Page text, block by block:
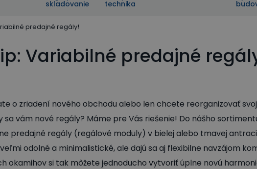
skladovanie
technika
predajné regály!
Variabilné predajné
o zriadení nového obchodu alebo len chcete reorganizovať
sa vám nové regály? Máme pre Vás riešenie! Do nášho
predajné regály (regálové moduly) v bielej alebo tmavej
odolné a minimalistické, ale dajú sa aj flexibilne navzájom
okamihov si tak môžete jednoducho vytvoriť úplne novú